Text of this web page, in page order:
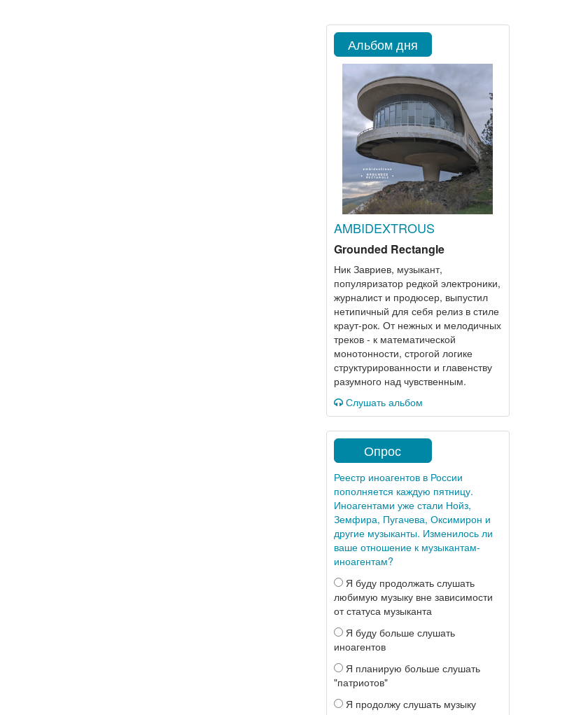
Альбом дня
AMBIDEXTROUS
Grounded Rectangle
Ник Завриев, музыкант,
популяризатор редкой электроники,
журналист и продюсер, выпустил
нетипичный для себя релиз в стиле
краут-рок. От нежных и мелодичных
треков - к математической
монотонности, строгой логике
структурированности и главенству
разумного над чувственным.
Слушать альбом
Опрос
Реестр иноагентов в России
пополняется каждую пятницу.
Иноагентами уже стали Нойз,
Земфира, Пугачева, Оксимирон и
другие музыканты. Изменилось ли
ваше отношение к музыкантам-
иноагентам?
Я буду продолжать слушать
любимую музыку вне зависимости
от статуса музыканта
Я буду больше слушать
иноагентов
Я планирую больше слушать
"патриотов"
Я продолжу слушать музыку